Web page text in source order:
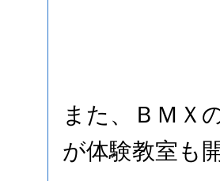
また、ＢＭＸ
が体験教室も